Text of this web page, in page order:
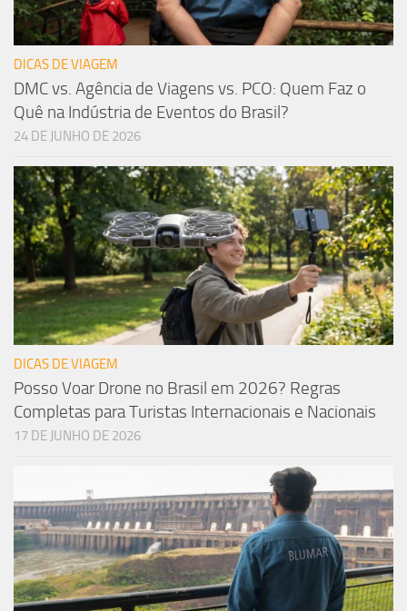
DICAS DE VIAGEM
DMC vs. Agência de Viagens vs. PCO: Quem Faz o
Quê na Indústria de Eventos do Brasil?
24 DE JUNHO DE 2026
DICAS DE VIAGEM
Posso Voar Drone no Brasil em 2026? Regras
Completas para Turistas Internacionais e Nacionais
17 DE JUNHO DE 2026